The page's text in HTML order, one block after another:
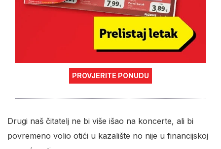
PROVJERITE PONUDU
Drugi naš čitatelj ne bi više išao na koncerte, ali bi
povremeno volio otići u kazalište no nije u financijskoj